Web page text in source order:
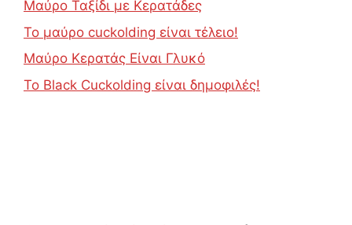
Μαύρο Ταξίδι με Κερατάδες
Το μαύρο cuckolding είναι τέλειο!
Μαύρο Κερατάς Είναι Γλυκό
Το Black Cuckolding είναι δημοφιλές!